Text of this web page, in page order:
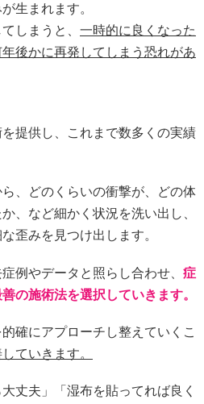
生まれます。
しまうと、 一時的に良くなった
後かに再発してしまう恐れがあ
提供し、これまで数多くの実績
、どのくらいの衝撃が、どの体
、など細かく状況を洗い出し、
歪みを見つけ出します。
例やデータと照らし合わせ、 症
の施術法を選択していきます。
確にアプローチし整えていくこ
ていきます。
丈夫」「湿布を貼ってれば良く